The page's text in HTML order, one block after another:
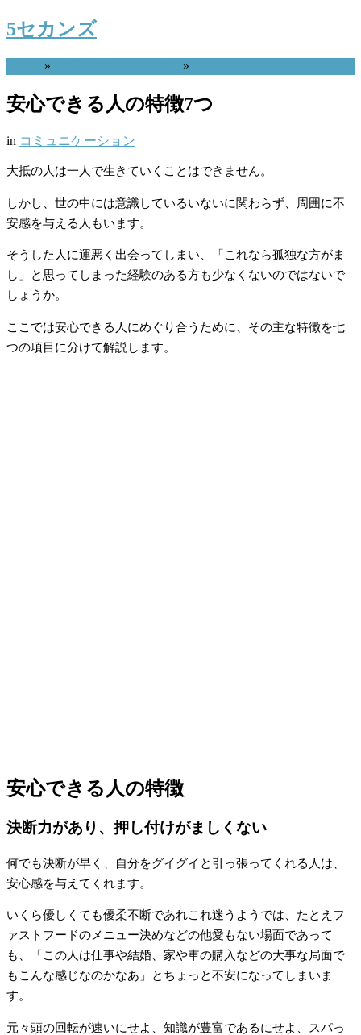
5セカンズ
» »
安心できる人の特徴7つ
in コミュニケーション
大抵の人は一人で生きていくことはできません。
しかし、世の中には意識しているいないに関わらず、周囲に不
安感を与える人もいます。
そうした人に運悪く出会ってしまい、「これなら孤独な方がま
し」と思ってしまった経験のある方も少なくないのではないで
しょうか。
ここでは安心できる人にめぐり合うために、その主な特徴を七
つの項目に分けて解説します。
安心できる人の特徴
決断力があり、押し付けがましくない
何でも決断が早く、自分をグイグイと引っ張ってくれる人は、
安心感を与えてくれます。
いくら優しくても優柔不断であれこれ迷うようでは、たとえフ
ァストフードのメニュー決めなどの他愛もない場面であって
も、「この人は仕事や結婚、家や車の購入などの大事な局面で
もこんな感じなのかなあ」とちょっと不安になってしまいま
す。
元々頭の回転が速いにせよ、知識が豊富であるにせよ、スパっ